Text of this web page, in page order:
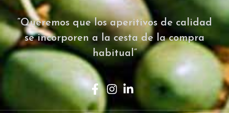
“Queremos que los aperitivos de calidad
se incorporen a la cesta de la compra
habitual”